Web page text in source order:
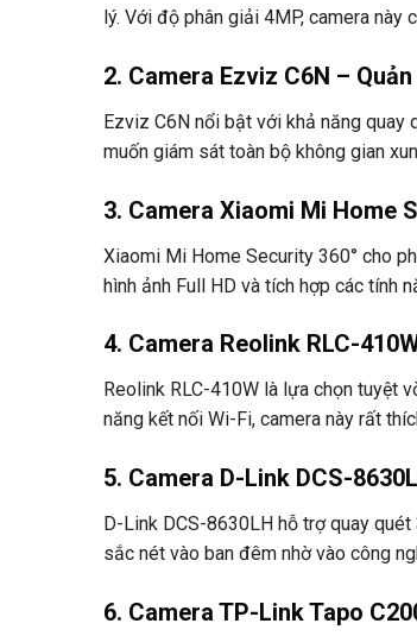
lý. Với độ phân giải 4MP, camera
2. Camera Ezviz C6N –
Ezviz C6N nổi bật với khả năng quay
muốn giám sát toàn bộ không gian
3. Camera Xiaomi Mi Home
Xiaomi Mi Home Security 360° cho
hình ảnh Full HD và tích hợp các tính
4. Camera Reolink RLC-
Reolink RLC-410W là lựa chọn tuyệt
năng kết nối Wi-Fi, camera này rất
5. Camera D-Link DCS-
D-Link DCS-8630LH hỗ trợ quay
sắc nét vào ban đêm nhờ vào công
6. Camera TP-Link Tapo